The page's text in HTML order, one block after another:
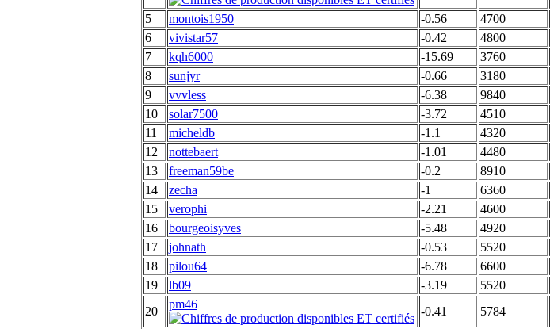
5
montois1950 -0.56 4700
6
vivistar57 -0.42 4800
7
kqh6000 -15.69 3760
8
sunjyr -0.66 3180
9
vvvless -6.38 9840
10
solar7500 -3.72 4510
11
micheldb -1.1 4320
12
nottebaert -1.01 4480
13
freeman59be -0.2 8910
14
zecha -1 6360
15
verophi -2.21 4600
16
bourgeoisyves -5.48 4920
17
johnath -0.53 5520
18
pilou64 -6.78 6600
19
lb09 -3.19 5520
20
pm46
-0.41 5784